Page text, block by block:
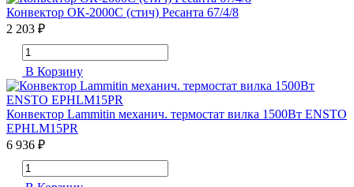
Конвектор ОК-2000С (стич) Ресанта 67/4/8
2 203 ₽
В Корзину
Конвектор Lammitin механич. термостат вилка 1500Вт ENSTO
EPHLM15PR
6 936 ₽